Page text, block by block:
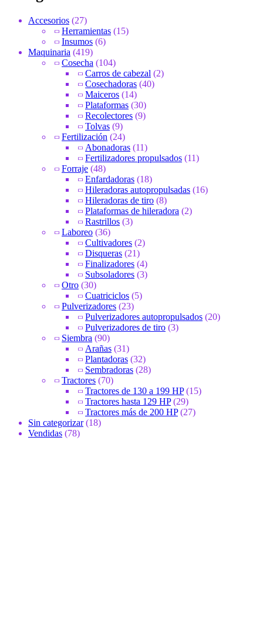
Accesorios (27)
Herramientas (15)
Insumos (6)
Maquinaria (419)
Cosecha (104)
Carros de cabezal (2)
Cosechadoras (40)
Maiceros (14)
Plataformas (30)
Recolectores (9)
Tolvas (9)
Fertilización (24)
Abonadoras (11)
Fertilizadores propulsados (11)
Forraje (48)
Enfardadoras (18)
Hileradoras autopropulsadas (16)
Hileradoras de tiro (8)
Plataformas de hileradora (2)
Rastrillos (3)
Laboreo (36)
Cultivadores (2)
Disqueras (21)
Finalizadores (4)
Subsoladores (3)
Otro (30)
Cuatriciclos (5)
Pulverizadores (23)
Pulverizadores autopropulsados (20)
Pulverizadores de tiro (3)
Siembra (90)
Arañas (31)
Plantadoras (32)
Sembradoras (28)
Tractores (70)
Tractores de 130 a 199 HP (15)
Tractores hasta 129 HP (29)
Tractores más de 200 HP (27)
Sin categorizar (18)
Vendidas (78)